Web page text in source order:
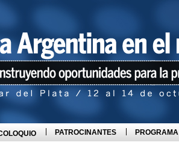
PATROCINANTES PROGRAMA